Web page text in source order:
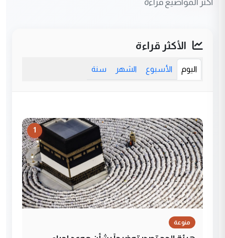
الأكثر قراءة
اليوم الأسبوع الشهر سنة
1
منوعة